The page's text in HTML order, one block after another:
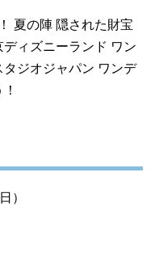
夏の陣 隠された財宝
ィズニーランド ワン
ジオジャパン ワンデ
）